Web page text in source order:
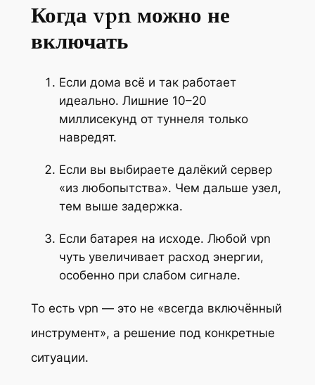
Когда vpn можно не
включать
Если дома всё и так работает
идеально. Лишние 10–20
миллисекунд от туннеля только
навредят.
Если вы выбираете далёкий сервер
«из любопытства». Чем дальше узел,
тем выше задержка.
Если батарея на исходе. Любой vpn
чуть увеличивает расход энергии,
особенно при слабом сигнале.
То есть vpn — это не «всегда включённый
инструмент», а решение под конкретные
ситуации.